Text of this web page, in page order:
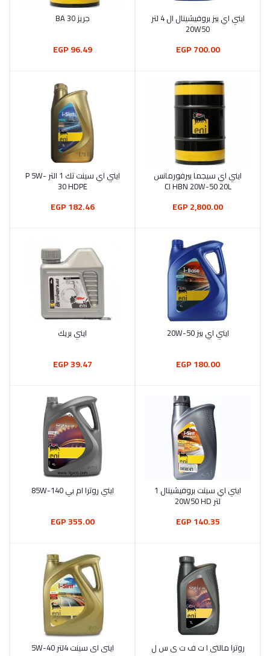
أضف إلى السلة ايني اي بيز بروفيشينال ال 4 لتر
20W50
700.00 EGP
أضف إلى السلة
جريز 30 BA
96.49 EGP
أضف إلى السلة
ايني اي سيجما بيرفورمانس
CI HBN 20W-50 20L
2,800.00 EGP
أضف إلى السلةايني اي سينت تك 1 التر P 5W-
30 HDPE
182.46 EGP
أضف إلى السلة
ايني اي بيز 20W-50
180.00 EGP
أضف إلى السلة
ايني بريك
39.47 EGP
أضف إلى السلة ايني اي سينت بروفيشينال 1
لتر 20W50 HD
140.35 EGP
أضف إلى السلة
ايني روترا ام بي 85W-140
355.00 EGP
أضف إلى السلة
روترا مالتى ا ت ف ت ى س ل أضف إلى السلة
اينى اى سينت 4لتر 5W-40